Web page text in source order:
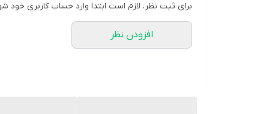
کنترل هوشمند شعله و بهره گیری از سیستم ماژولار
دارای شمعک دائمی
برای ثبت نظر، لازم است ابتدا وارد حساب کاربری خود
افزودن نظر